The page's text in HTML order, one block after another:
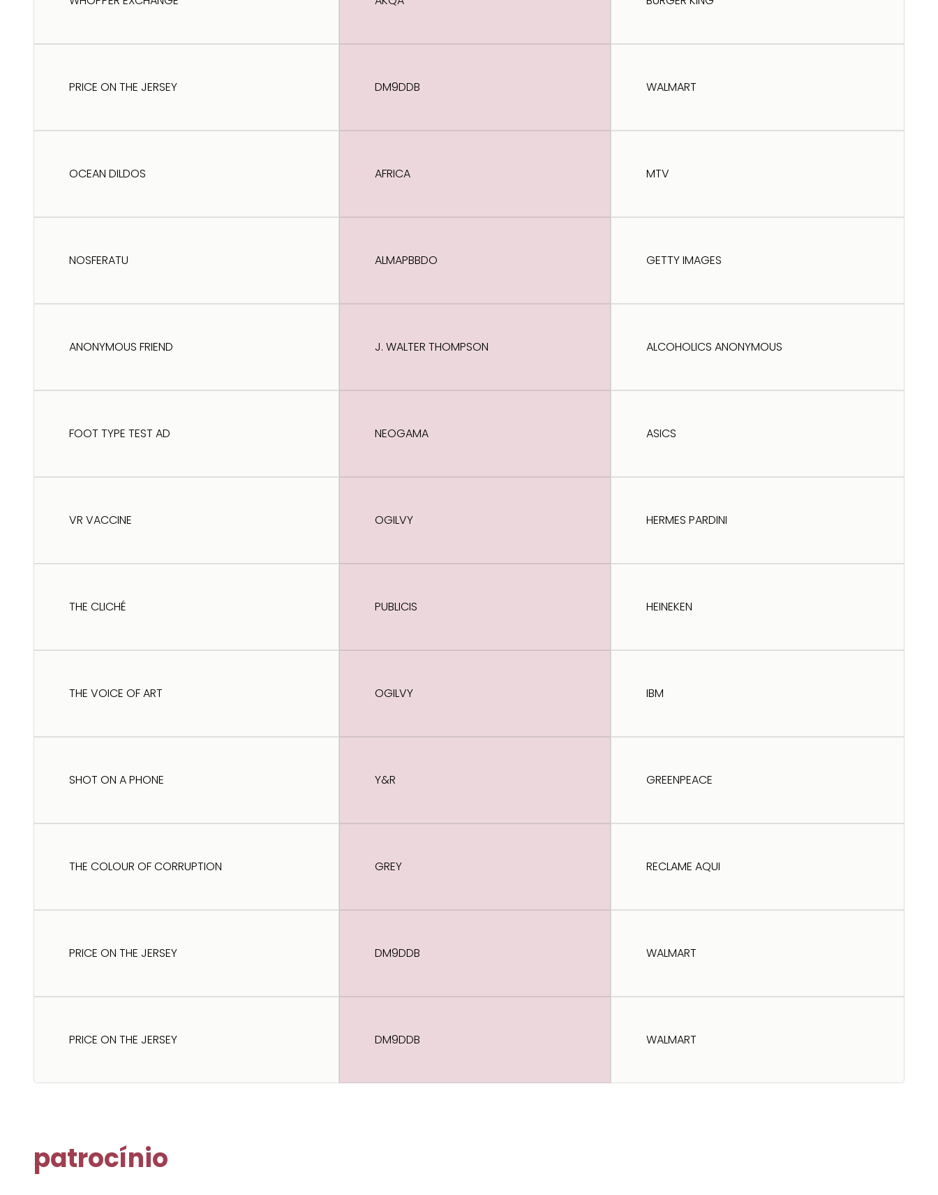
PRICE ON THE JERSEY DM9DDB WALMART
OCEAN DILDOS AFRICA MTV
NOSFERATU ALMAPBBDO GETTY IMAGES
ANONYMOUS FRIEND J. WALTER THOMPSON ALCOHOLICS ANONYMOUS
FOOT TYPE TEST AD NEOGAMA ASICS
VR VACCINE OGILVY HERMES PARDINI
THE CLICHÉ PUBLICIS HEINEKEN
THE VOICE OF ART OGILVY IBM
SHOT ON A PHONE Y&R GREENPEACE
THE COLOUR OF CORRUPTION GREY RECLAME AQUI
PRICE ON THE JERSEY DM9DDB WALMART
PRICE ON THE JERSEY DM9DDB WALMART
patrocínio